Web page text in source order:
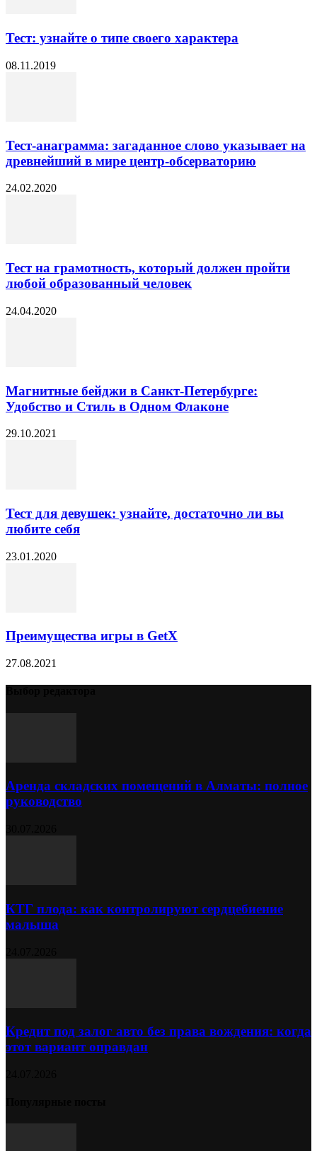
Тест: узнайте о типе своего характера
08.11.2019
Тест-анаграмма: загаданное слово указывает на
древнейший в мире центр-обсерваторию
24.02.2020
Тест на грамотность, который должен пройти
любой образованный человек
24.04.2020
Магнитные бейджи в Санкт-Петербурге:
Удобство и Стиль в Одном Флаконе
29.10.2021
Тест для девушек: узнайте, достаточно ли вы
любите себя
23.01.2020
Преимущества игры в GetX
27.08.2021
Аренда складских помещений в Алматы: полное
руководство
КТГ плода: как контролируют сердцебиение
малыша
Кредит под залог авто без права вождения: когда
этот вариант оправдан